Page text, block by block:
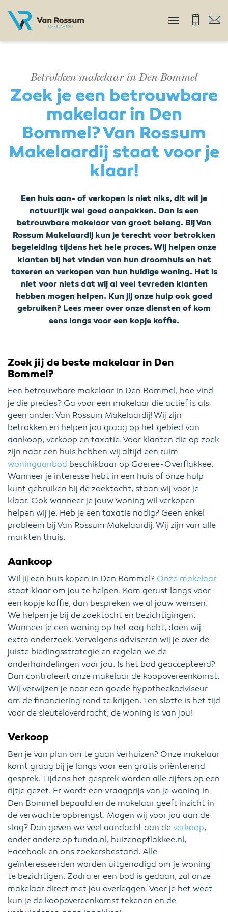
Betrokken makelaar in Den Bommel
Zoek je een betrouwbare
makelaar in Den
Bommel? Van Rossum
Makelaardij staat voor je
klaar!
Een huis aan- of verkopen is niet niks, dit wil je
natuurlijk wel goed aanpakken. Dan is een
betrouwbare makelaar van groot belang. Bij Van
Rossum Makelaardij kun je terecht voor betrokken
begeleiding tijdens het hele proces. Wij helpen onze
klanten bij het vinden van hun droomhuis en het
taxeren en verkopen van hun huidige woning. Het is
niet voor niets dat wij al veel tevreden klanten
hebben mogen helpen. Kun jij onze hulp ook goed
gebruiken? Lees meer over onze diensten of kom
eens langs voor een kopje koffie.
Zoek jij de beste makelaar in Den
Bommel?
Een betrouwbare makelaar in Den Bommel, hoe vind
je die precies? Ga voor een makelaar die actief is als
geen ander: Van Rossum Makelaardij! Wij zijn
betrokken en helpen jou graag op het gebied van
aankoop, verkoop en taxatie. Voor klanten die op zoek
zijn naar een huis hebben wij altijd een ruim
woningaanbod beschikbaar op Goeree-Overflakkee.
Wanneer je interesse hebt in een huis of onze hulp
kunt gebruiken bij de zoektocht, staan wij voor je
klaar. Ook wanneer je jouw woning wil verkopen
helpen wij je. Heb je een taxatie nodig? Geen enkel
probleem bij Van Rossum Makelaardij. Wij zijn van alle
markten thuis.
Aankoop
Wil jij een huis kopen in Den Bommel? Onze makelaar
staat klaar om jou te helpen. Kom gerust langs voor
een kopje koffie, dan bespreken we al jouw wensen.
We helpen je bij de zoektocht en bezichtigingen.
Wanneer je een woning op het oog hebt, doen wij
extra onderzoek. Vervolgens adviseren wij je over de
juiste biedingsstrategie en regelen we de
onderhandelingen voor jou. Is het bod geaccepteerd?
Dan controleert onze makelaar de koopovereenkomst.
Wij verwijzen je naar een goede hypotheekadviseur
om de financiering rond te krijgen. Ten slotte is het tijd
voor de sleuteloverdracht, de woning is van jou!
Verkoop
Ben je van plan om te gaan verhuizen? Onze makelaar
komt graag bij je langs voor een gratis oriënterend
gesprek. Tijdens het gesprek worden alle cijfers op een
rijtje gezet. Er wordt een vraagprijs van je woning in
Den Bommel bepaald en de makelaar geeft inzicht in
de verwachte opbrengst. Mogen wij voor jou aan de
slag? Dan geven we veel aandacht aan de verkoop,
onder andere op funda.nl, huizenopflakkee.nl,
Facebook en ons zoekersbestand. Alle
geïnteresseerden worden uitgenodigd om je woning
te bezichtigen. Zodra er een bod is gedaan, zal onze
makelaar direct met jou overleggen. Voor je het weet
kun je de koopovereenkomst tekenen en de